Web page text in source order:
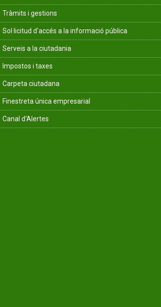
Tràmits i gestions
Sol·licitud d'accés a la informació pública
Serveis a la ciutadania
Impostos i taxes
Carpeta ciutadana
Finestreta única empresarial
Canal d'Alertes